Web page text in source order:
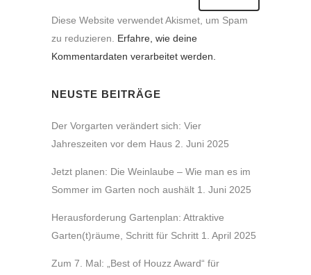
Diese Website verwendet Akismet, um Spam
zu reduzieren. Erfahre, wie deine
Kommentardaten verarbeitet werden.
NEUSTE BEITRÄGE
Der Vorgarten verändert sich: Vier
Jahreszeiten vor dem Haus 2. Juni 2025
Jetzt planen: Die Weinlaube – Wie man es im
Sommer im Garten noch aushält 1. Juni 2025
Herausforderung Gartenplan: Attraktive
Garten(t)räume, Schritt für Schritt 1. April 2025
Zum 7. Mal: „Best of Houzz Award“ für